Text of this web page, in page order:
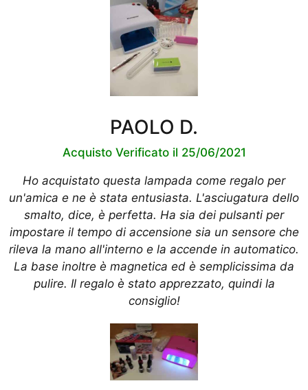
PAOLO D.
Acquisto Verificato il 25/06/2021
Ho acquistato questa lampada come regalo per
un'amica e ne è stata entusiasta. L'asciugatura dello
smalto, dice, è perfetta. Ha sia dei pulsanti per
impostare il tempo di accensione sia un sensore che
rileva la mano all'interno e la accende in automatico.
La base inoltre è magnetica ed è semplicissima da
pulire. Il regalo è stato apprezzato, quindi la
consiglio!